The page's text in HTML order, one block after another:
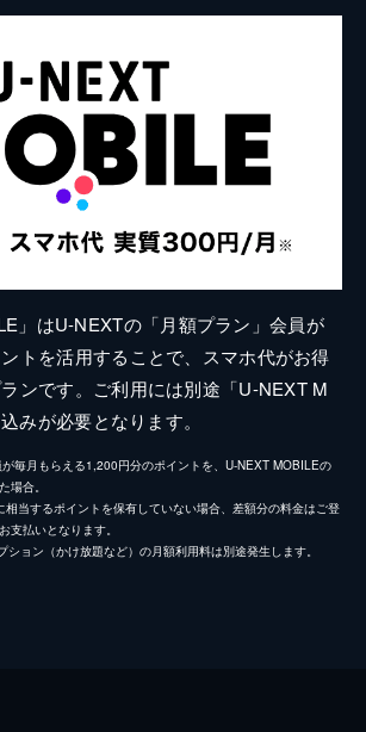
」はU-NEXTの「月額プラン」会員が
トを活用することで、スマホ代がお得
ンです。ご利用には別途「U-NEXT M
みが必要となります。
毎月もらえる1,200円分のポイントを、U-NEXT MOBILEの
場合。
当するポイントを保有していない場合、差額分の料金はご登
支払いとなります。
ョン（かけ放題など）の月額利用料は別途発生します。